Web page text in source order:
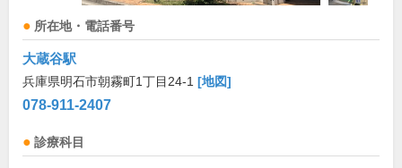
所在地・電話番号
大蔵谷駅
兵庫県明石市朝霧町1丁目24-1 [地図]
078-911-2407
診療科目